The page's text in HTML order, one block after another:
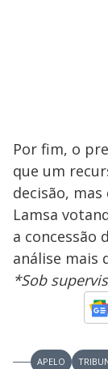
Por fim, o
que um
decisão,
Lamsa
a concessão
análise mais
*Sob
APELO